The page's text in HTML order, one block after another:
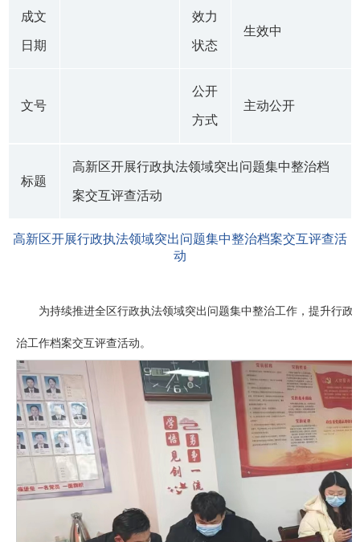
成文
日期
效力
状态
生效中
文号
公开
方式
主动公开
标题
高新区开展行政执法领域突出问题集中整治档
案交互评查活动
高新区开展行政执法领域突出问题集中整治档案交互评查活
动
为持续推进全区行政执法领域突出问题集中整治工作，提升行
治工作档案交互评查活动。